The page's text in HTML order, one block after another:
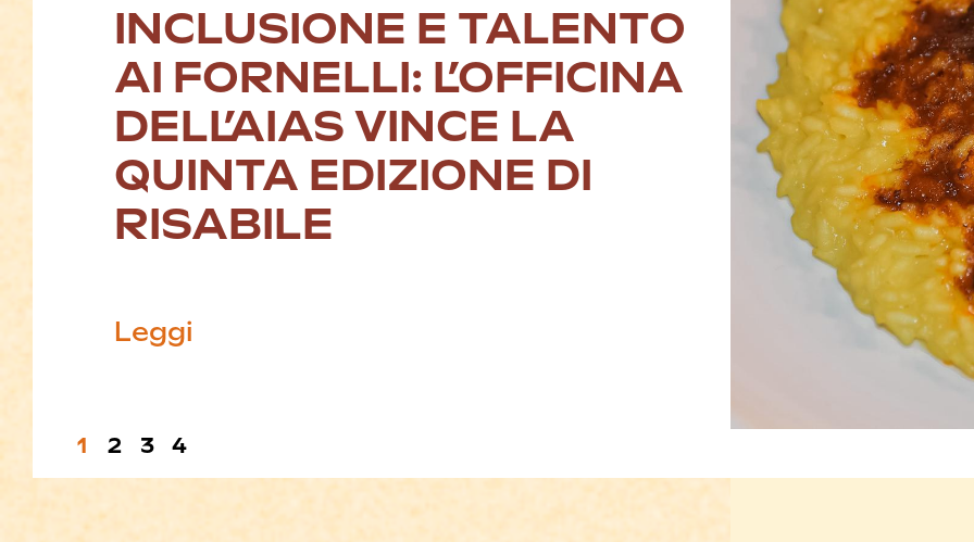
INCLUSIONE E TALENTO
AI FORNELLI: L’OFFICINA
DELL’AIAS VINCE LA
QUINTA EDIZIONE DI
RISABILE
Leggi
1 2 3 4